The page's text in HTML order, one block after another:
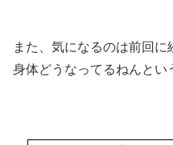
また、気になるのは前回
身体どうなってるねんとい